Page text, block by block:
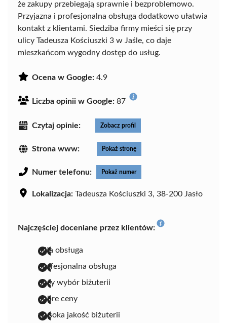
że zakupy przebiegają sprawnie i bezproblemowo.
Przyjazna i profesjonalna obsługa dodatkowo ułatwia
kontakt z klientami. Siedziba firmy mieści się przy
ulicy Tadeusza Kościuszki 3 w Jaśle, co daje
mieszkańcom wygodny dostęp do usług.
Ocena w Google: 4.9
Liczba opinii w Google: 87
Czytaj opinie: Zobacz profil
Strona www: Pokaż stronę
Numer telefonu: Pokaż numer
Lokalizacja: Tadeusza Kościuszki 3, 38-200 Jasło
Najczęściej doceniane przez klientów:
miła obsługa
profesjonalna obsługa
duży wybór biżuterii
dobre ceny
wysoka jakość biżuterii